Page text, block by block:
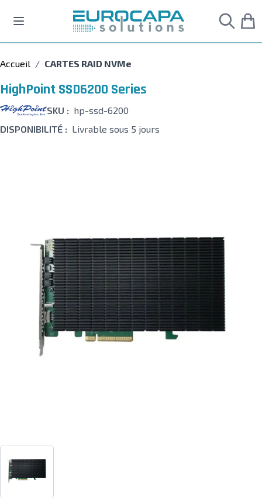
Accueil / CARTES RAID NVMe
HighPoint SSD6200 Series
SKU : hp-ssd-6200
DISPONIBILITÉ : Livrable sous 5 jours